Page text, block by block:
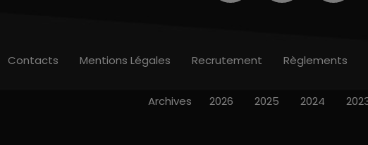
Contacts Mentions Légales Recrutement Règlements
Archives 2026 2025 2024